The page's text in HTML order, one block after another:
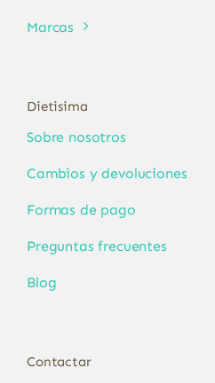
Marcas
Dietisima
Sobre nosotros
Cambios y devoluciones
Formas de pago
Preguntas frecuentes
Blog
Contactar